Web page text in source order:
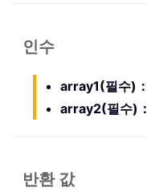
인수
array1(필수)：
array2(필수)：
반환 값